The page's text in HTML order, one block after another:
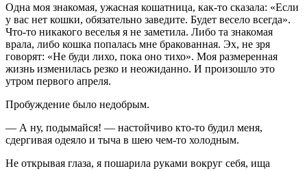
Одна моя знакомая, ужасная кошатница, как-то сказала: «Если
у вас нет кошки, обязательно заведите. Будет весело всегда».
Что-то никакого веселья я не заметила. Либо та знакомая
врала, либо кошка попалась мне бракованная. Эх, не зря
говорят: «Не буди лихо, пока оно тихо». Моя размеренная
жизнь изменилась резко и неожиданно. И произошло это
утром первого апреля.
Пробуждение было недобрым.
— А ну, подымайся! — настойчиво кто-то будил меня,
сдергивая одеяло и тыча в шею чем-то холодным.
Не открывая глаза, я пошарила руками вокруг себя, ища